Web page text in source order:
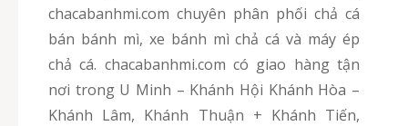
chacabanhmi.com chuyên phân phối chả cá
bán bánh mì, xe bánh mì chả cá và máy ép
chả cá. chacabanhmi.com có giao hàng tận
nơi trong U Minh – Khánh Hội Khánh Hòa –
Khánh Lâm, Khánh Thuận + Khánh Tiến,